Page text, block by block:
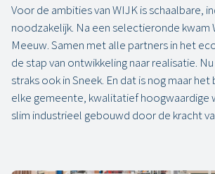
Voor de ambities van WIJK is schaalbare,
noodzakelijk. Na een selectieronde kwam
Meeuw. Samen met alle partners in het
de stap van ontwikkeling naar realisatie.
straks ook in Sneek. En dat is nog maar het
elke gemeente, kwalitatief hoogwaardige
slim industrieel gebouwd door de kracht